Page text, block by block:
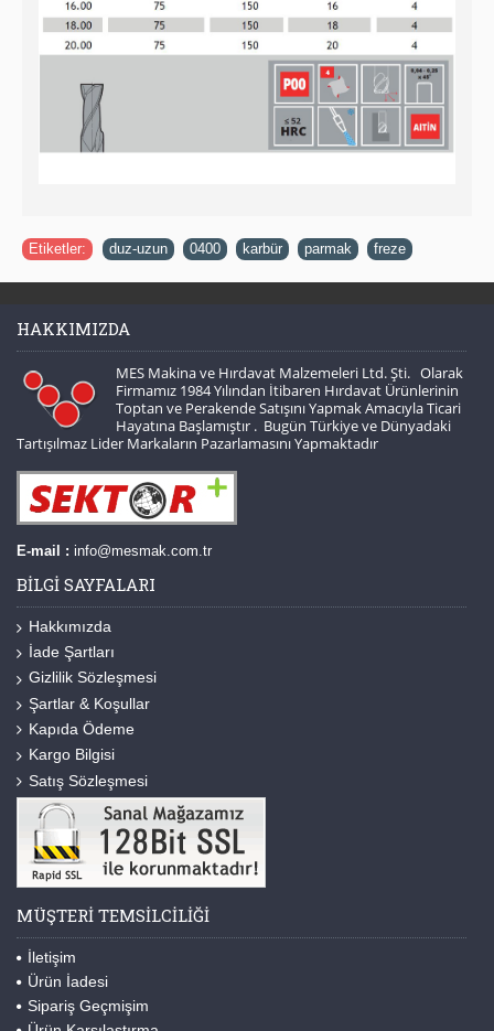
Etiketler: duz-uzun 0400 karbür parmak freze
HAKKIMIZDA
MES Makina ve Hırdavat Malzemeleri Ltd. Şti. Olarak
Firmamız 1984 Yılından İtibaren Hırdavat Ürünlerinin
Toptan ve Perakende Satışını Yapmak Amacıyla Ticari
Hayatına Başlamıştır . Bugün Türkiye ve Dünyadaki
Tartışılmaz Lider Markaların Pazarlamasını Yapmaktadır
E-mail : info@mesmak.com.tr
BILGI SAYFALARI
Hakkımızda
İade Şartları
Gizlilik Sözleşmesi
Şartlar & Koşullar
Kapıda Ödeme
Kargo Bilgisi
Satış Sözleşmesi
MÜŞTERI TEMSILCILIĞI
İletişim
Ürün İadesi
Sipariş Geçmişim